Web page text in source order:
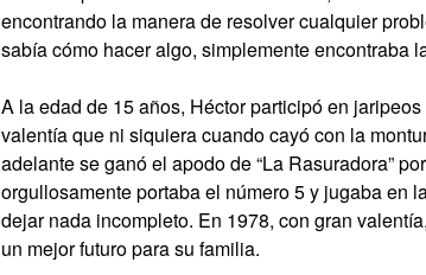
encontrando la manera de resolver cualquier
sabía cómo hacer algo, simplemente encontraba
A la edad de 15 años, Héctor participó en
valentía que ni siquiera cuando cayó con la
adelante se ganó el apodo de “La Rasuradora”
orgullosamente portaba el número 5 y jugaba en
dejar nada incompleto. En 1978, con gran
un mejor futuro para su familia.